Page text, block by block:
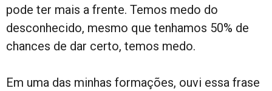
pode ter mais a frente. Temos medo do
desconhecido, mesmo que tenhamos 50% de
chances de dar certo, temos medo.
Em uma das minhas formações, ouvi essa frase